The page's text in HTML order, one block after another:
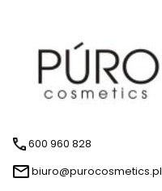
600 960 828
biuro@purocosmetics.pl